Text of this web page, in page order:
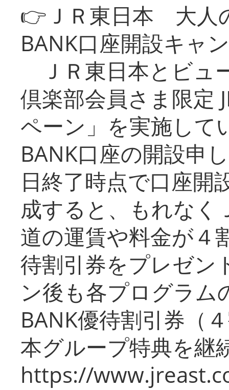
👉ＪＲ東日本 大人
BANK口座開設キャ
ＪＲ東日本とビュ
倶楽部会員さま限定
ペーン」を実施して
BANK口座の開設申
日終了時点で口座開
成すると、もれなく
道の運賃や料金が４
待割引券をプレゼン
ン後も各プログラム
BANK優待割引券（
本グループ特典を継
https://